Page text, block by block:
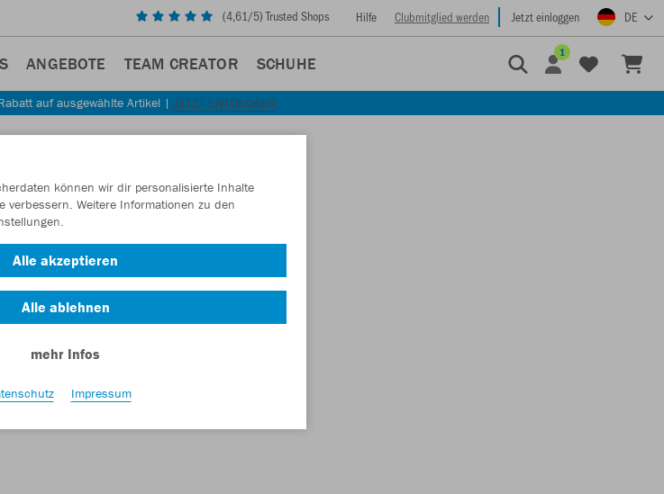
(4,61/5) Trusted Shops Hilfe Clubmitglied werden Jetzt einloggen DE
ANGEBOTE TEAM CREATOR SCHUHE
1
auf ausgewählte Artikel | JETZT ENTDECKEN
können wir dir personalisierte Inhalte
verbessern. Weitere Informationen zu den
Alle akzeptieren
Alle ablehnen
mehr Infos
Impressum